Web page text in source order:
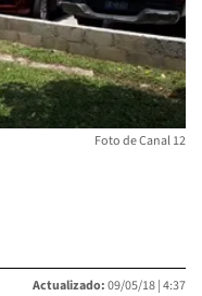
Foto de Canal 12
Actualizado:09/05/18 |4:37